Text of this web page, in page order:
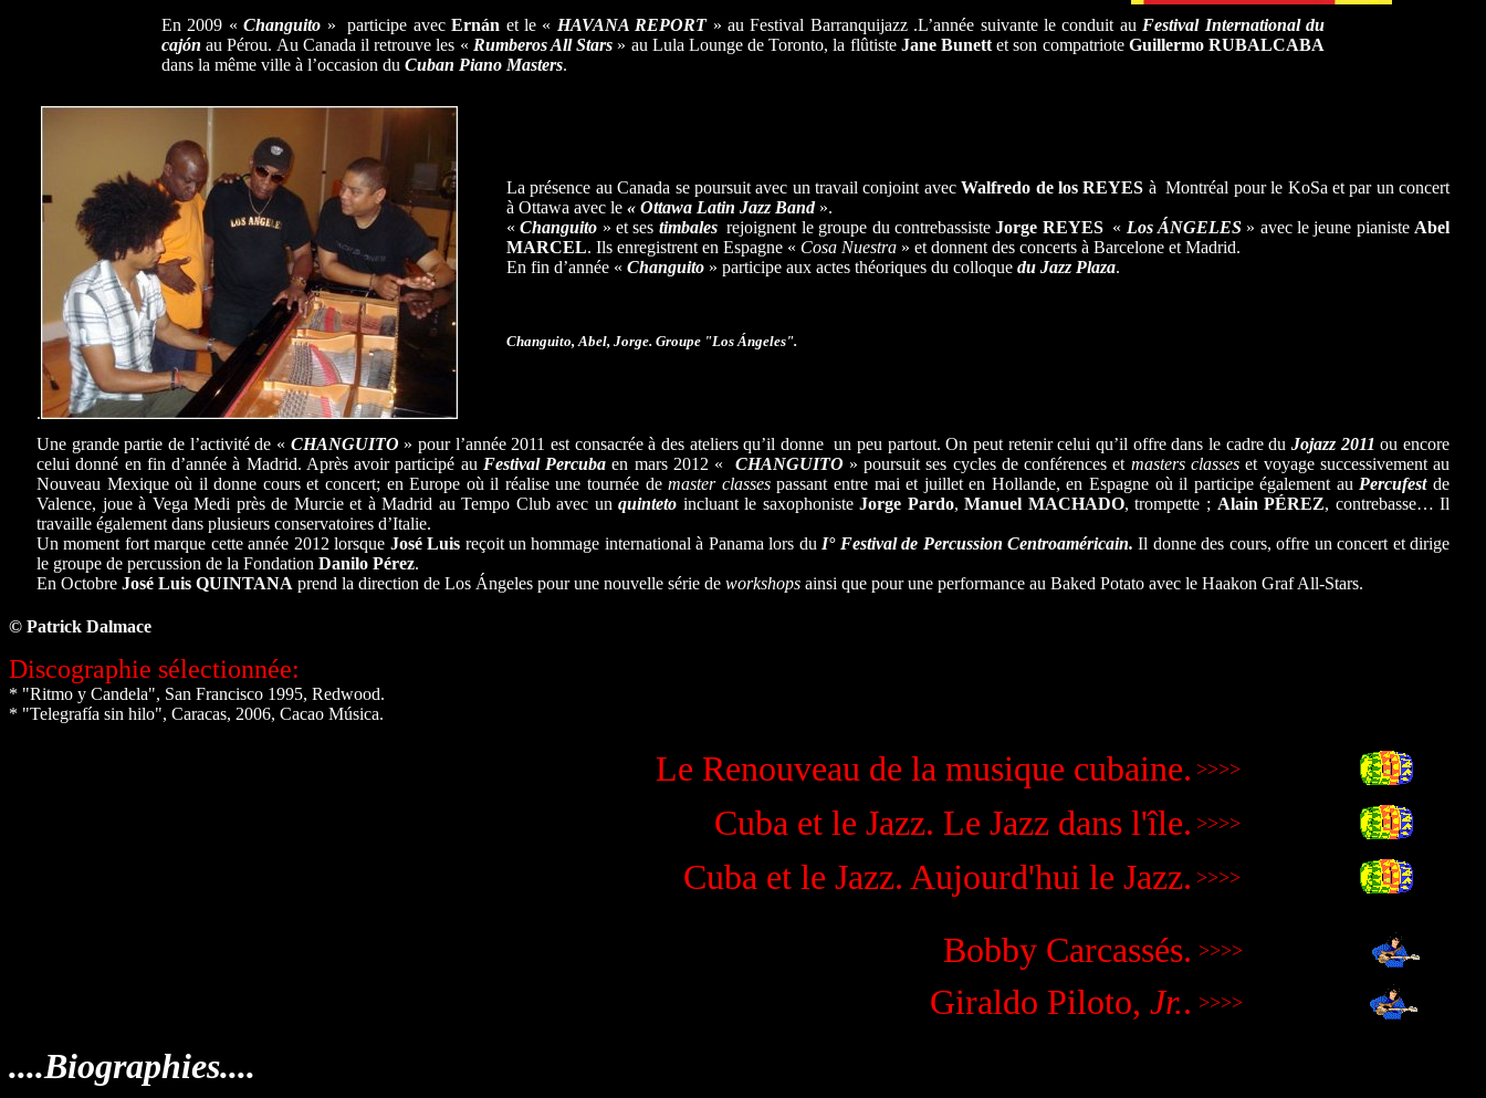
En 2009 «Changuito » participe avecErnán et le « HAVANA REPORT» au Festival Barranquijazz .L’année suivante le conduit au Festival International du
cajón au Pérou. Au Canada il retrouve les « Rumberos All Stars » au Lula Lounge de Toronto, la flûtiste Jane Bunett et son compatriote Guillermo RUBALCABA
dans la même ville à l’occasion du Cuban Piano Masters.
.
La présence au Canada se poursuit avec un travail conjoint avecWalfredo de los REYES à Montréal pour le KoSa et par un concert
à Ottawa avec le « Ottawa Latin Jazz Band ».
«Changuito » et ses timbalesrejoignent le groupe du contrebassisteJorge REYES « Los ÁNGELES » avec le jeune pianiste Abel
MARCEL. Ils enregistrent en Espagne « Cosa Nuestra » et donnent des concerts à Barcelone et Madrid.
En fin d’année « Changuito » participe aux actes théoriques du colloque du Jazz Plaza.
Changuito, Abel, Jorge. Groupe "Los Ángeles".
Une grande partie de l’activité de « CHANGUITO » pour l’année 2011 est consacrée à des ateliers qu’il donne un peu partout. On peut retenir celui qu’il offre dans le cadre duJojazz 2011 ou encore
celui donné en fin d’année à Madrid. Après avoir participé au Festival Percubaen mars 2012 « CHANGUITO » poursuit ses cycles de conférences et masters classes et voyage successivement au
Nouveau Mexique où il donne cours et concert; en Europe où il réalise une tournée demaster classespassant entre mai et juillet en Hollande, en Espagne où il participe également au Percufestde
Valence, joue à Vega Medi près de Murcie et à Madrid au Tempo Club avec unquinteto incluant le saxophonisteJorge Pardo,Manuel MACHADO, trompette ; Alain PÉREZ, contrebasse… Il
travaille également dans plusieurs conservatoires d’Italie.
Un moment fort marque cette année 2012 lorsque José Luis reçoit un hommage international à Panama lors du I° Festival de Percussion Centroaméricain.Il donne des cours, offre un concert et dirige
le groupe de percussion de la Fondation Danilo Pérez.
En Octobre José Luis QUINTANA prend la direction de Los Ángeles pour une nouvelle série de workshops ainsi que pour une performance au Baked Potato avec le Haakon Graf All-Stars.
© Patrick Dalmace
Discographie sélectionnée:
* "Ritmo y Candela", San Francisco 1995, Redwood.
* "Telegrafía sin hilo", Caracas, 2006, Cacao Música.
Le Renouveau de la musique cubaine. >>>>
Cuba et le Jazz. Le Jazz dans l'île. >>>>
Cuba et le Jazz. Aujourd'hui le Jazz. >>>>
Bobby Carcassés. >>>>
Giraldo Piloto, Jr.. >>>>
....Biographies....